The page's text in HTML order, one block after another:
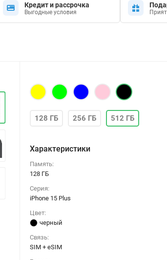
Кредит и рассрочка
Выгодные условия
128 ГБ 256 ГБ 512 ГБ
Характеристики
Память:
128 ГБ
Серия:
iPhone 15 Plus
Цвет:
черный
Связь:
SIM + eSIM